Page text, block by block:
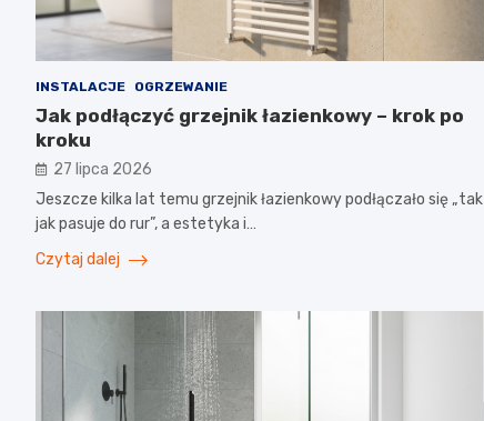
INSTALACJE OGRZEWANIE
Jak podłączyć grzejnik łazienkowy – krok po
kroku
27 lipca 2026
Jeszcze kilka lat temu grzejnik łazienkowy podłączało się „tak
jak pasuje do rur”, a estetyka i…
Czytaj dalej